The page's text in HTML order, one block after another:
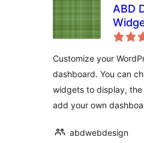
ABD
Customize your
dashboard. You can
widgets to display, the
add your own
abdwebdesign